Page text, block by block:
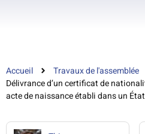
Accueil Travaux de l'assemblée
Délivrance d’un certificat de
acte de naissance établi dans un État